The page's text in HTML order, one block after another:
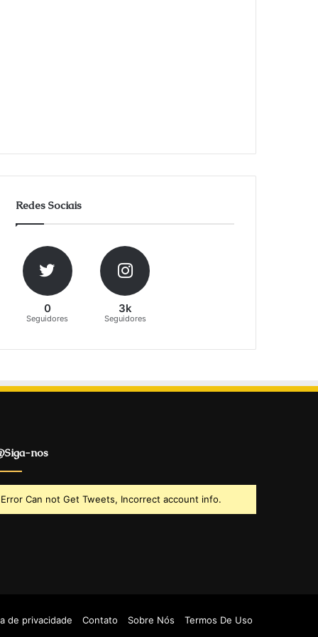
Redes Sociais
0
Seguidores
3k
Seguidores
nos
Error Can not Get Tweets, Incorrect account info.
de privacidade Contato Sobre Nós Termos De Uso